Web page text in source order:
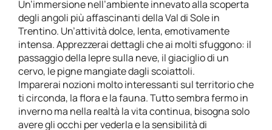
Un’immersione nell’ambiente innevato alla scoperta
degli angoli più affascinanti della Val di Sole in
Trentino. Un’attività dolce, lenta, emotivamente
intensa. Apprezzerai dettagli che ai molti sfuggono: il
passaggio della lepre sulla neve, il giaciglio di un
cervo, le pigne mangiate dagli scoiattoli.
Imparerai nozioni molto interessanti sul territorio che
ti circonda, la flora e la fauna. Tutto sembra fermo in
inverno ma nella realtà la vita continua, bisogna solo
avere gli occhi per vederla e la sensibilità di